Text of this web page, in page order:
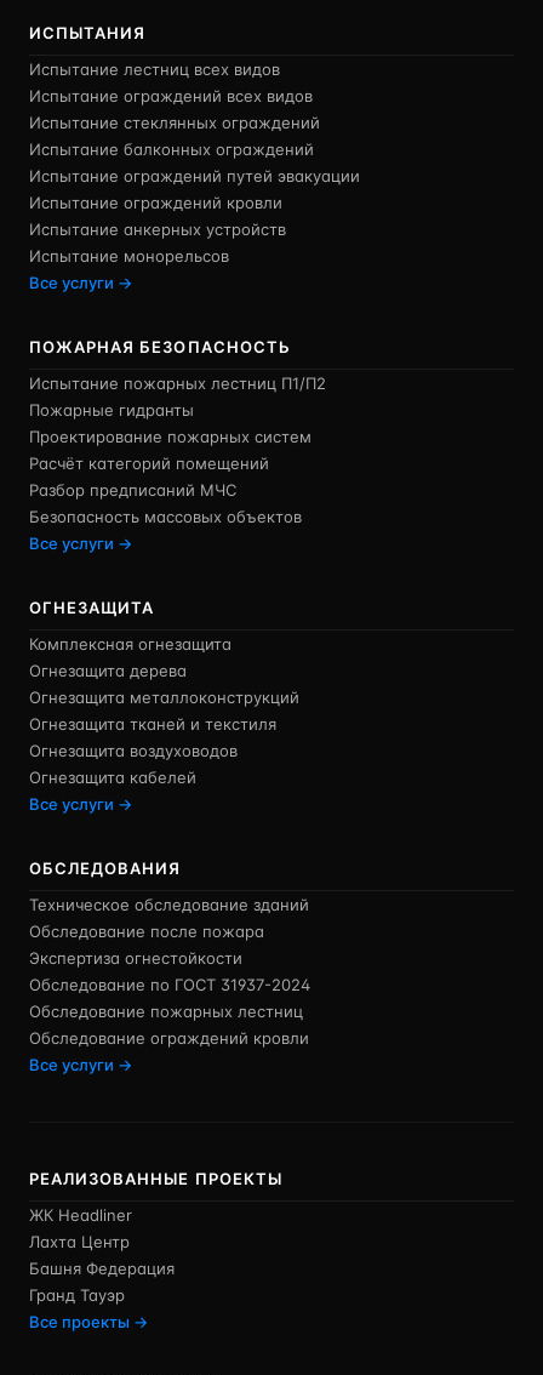
ИСПЫТАНИЯ
Испытание лестниц всех видов
Испытание ограждений всех видов
Испытание стеклянных ограждений
Испытание балконных ограждений
Испытание ограждений путей эвакуации
Испытание ограждений кровли
Испытание анкерных устройств
Испытание монорельсов
Все услуги →
ПОЖАРНАЯ БЕЗОПАСНОСТЬ
Испытание пожарных лестниц П1/П2
Пожарные гидранты
Проектирование пожарных систем
Расчёт категорий помещений
Разбор предписаний МЧС
Безопасность массовых объектов
Все услуги →
ОГНЕЗАЩИТА
Комплексная огнезащита
Огнезащита дерева
Огнезащита металлоконструкций
Огнезащита тканей и текстиля
Огнезащита воздуховодов
Огнезащита кабелей
Все услуги →
ОБСЛЕДОВАНИЯ
Техническое обследование зданий
Обследование после пожара
Экспертиза огнестойкости
Обследование по ГОСТ 31937-2024
Обследование пожарных лестниц
Обследование ограждений кровли
Все услуги →
РЕАЛИЗОВАННЫЕ ПРОЕКТЫ
ЖК Headliner
Лахта Центр
Башня Федерация
Гранд Тауэр
Все проекты →